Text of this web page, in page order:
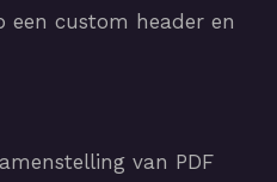
een custom header en
van PDF